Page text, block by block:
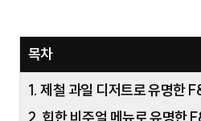
목차
1. 제철 과일 디저트로 유명한